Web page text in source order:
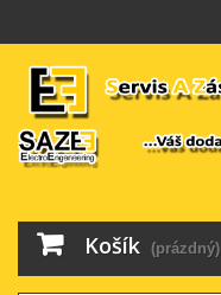
Košík (prázdný)